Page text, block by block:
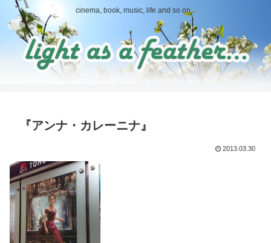
cinema, book, music, life and so on...
『アンナ・カレーニナ』
2013.03.30